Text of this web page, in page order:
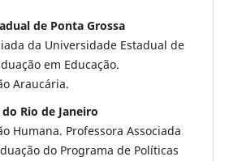
de Ponta Grossa
da Universidade Estadual de
em Educação.
Araucária.
Rio de Janeiro
Humana. Professora Associada
do Programa de Políticas